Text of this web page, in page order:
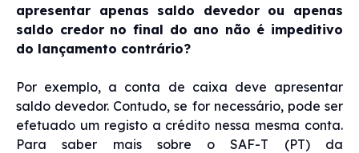
apresentar apenas saldo devedor ou apenas
saldo credor no final do ano não é impeditivo
do lançamento contrário?
Por exemplo, a conta de caixa deve apresentar
saldo devedor. Contudo, se for necessário, pode ser
efetuado um registo a crédito nessa mesma conta.
Para saber mais sobre o SAF-T (PT) da